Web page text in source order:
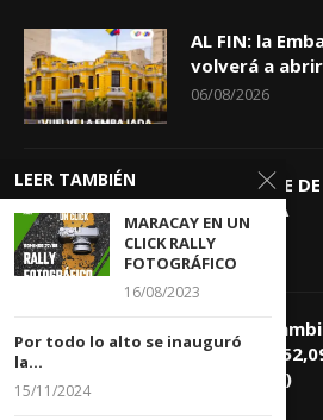
AL FIN: la
volverá a
06/08/2026
KEIKO TRAE
GIOVANNA
04/08/2026
Tasa de
de 2026:
(+0,4418%)
LEER TAMBIÉN
MARACAY EN UN
CLICK RALLY
FOTOGRÁFICO
16/08/2023
Por todo lo alto se inauguró
la...
15/11/2024